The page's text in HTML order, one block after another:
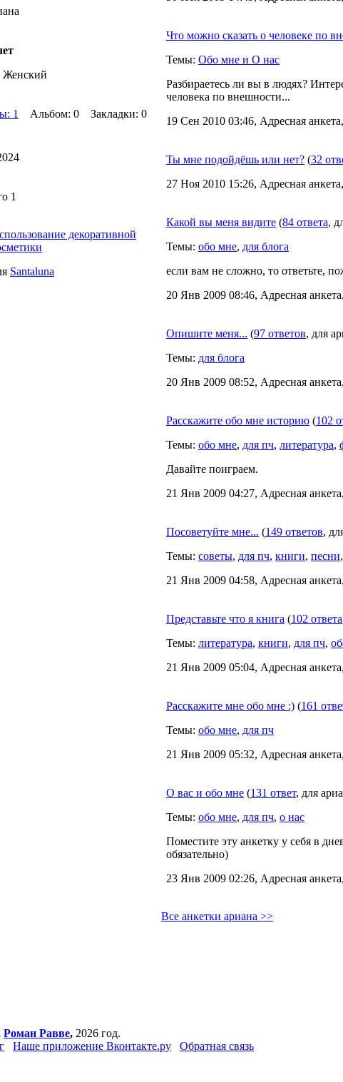
Женский
1 Альбом: 0 Закладки: 0
1
декоративной
Santaluna
Что можно сказать о человеке по
Темы: Обо мне и О нас
Разбираетесь ли вы в людях?
человека по внешности...
19 Сен 2010 03:46, Адресная
Ты мне подойдёшь или нет? (32
27 Ноя 2010 15:26, Адресная
Какой вы меня видите (84 ответа,
Темы: обо мне, для блога
если вам не сложно, то ответьте,
20 Янв 2009 08:46, Адресная
Опишите меня... (97 ответов, для
Темы: для блога
20 Янв 2009 08:52, Адресная
Расскажите обо мне историю (102
Темы: обо мне, для пч, литература,
Давайте поиграем.
21 Янв 2009 04:27, Адресная
Посоветуйте мне... (149 ответов,
Темы: советы, для пч, книги, песни,
21 Янв 2009 04:58, Адресная
Представьте что я книга (102 ответа
Темы: литература, книги, для пч,
21 Янв 2009 05:04, Адресная
Расскажите мне обо мне :) (161
Темы: обо мне, для пч
21 Янв 2009 05:32, Адресная
О вас и обо мне (131 ответ, для
Темы: обо мне, для пч, о нас
Поместите эту анкетку у себя в
обязательно)
23 Янв 2009 02:26, Адресная
Все анкетки ариана >>
Роман Равве, 2026 год.
Наше приложение Вконтакте.ру Обратная связь